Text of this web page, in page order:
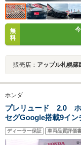
無
料
販売店： アップル札幌篠
ホンダ
プレリュード 2.0 ホ
セグGoogle搭載9イ
ウンド/Honda
クター
ディーラー保証 車両品質評価